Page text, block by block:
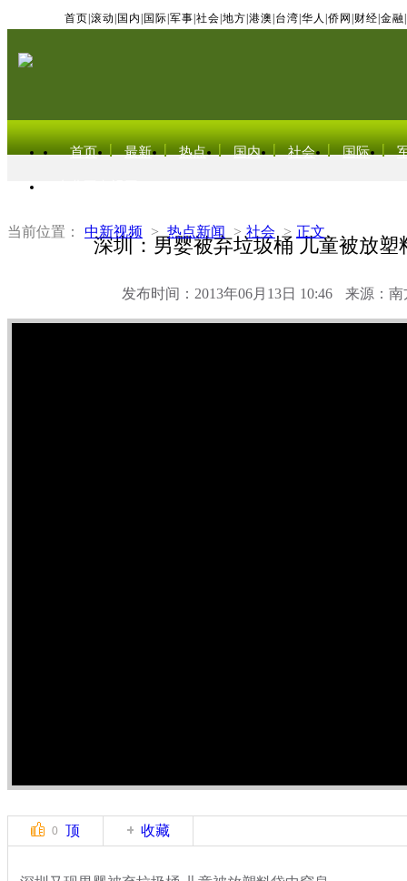
首页 滚动 国内 国际 军事 社会 地方 港澳 台湾 华人 侨网 财经 金融
首页 最新 热点 国内 社会 国际
当前位置： 中新视频 > 热点新闻 > 社会 > 正文
深圳：男婴被弃垃圾桶 儿童被放塑
发布时间：2013年06月13日 10:46 来源：南
0 顶 收藏